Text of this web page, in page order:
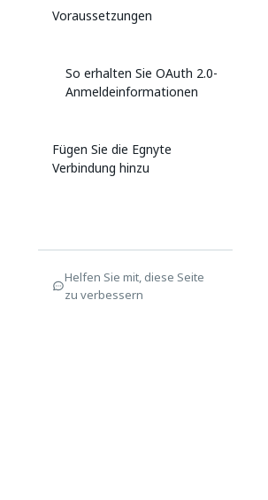
Voraussetzungen
So erhalten Sie OAuth 2.0-
Anmeldeinformationen
Fügen Sie die Egnyte
Verbindung hinzu
Helfen Sie mit, diese Seite
zu verbessern